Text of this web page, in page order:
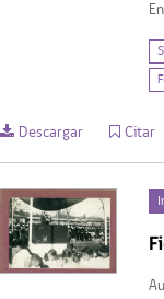
Descargar Citar